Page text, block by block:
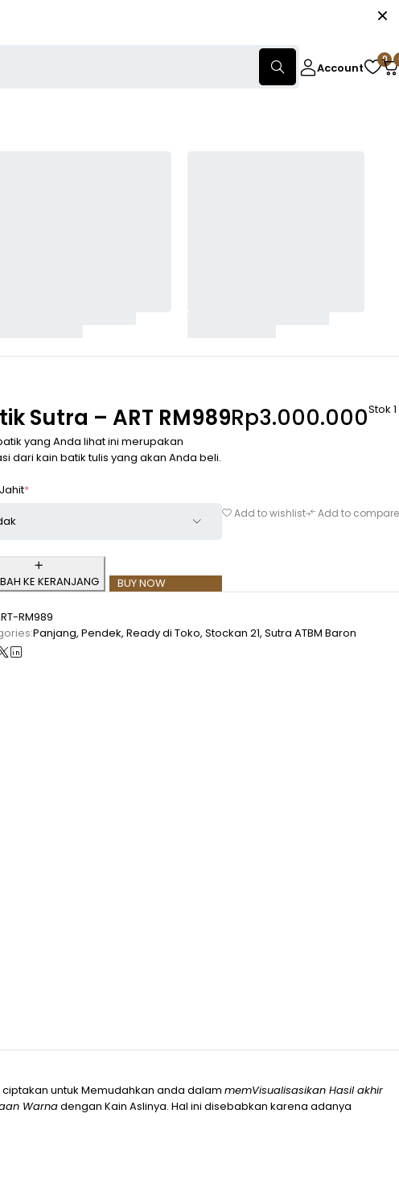
Account
0
Sutra – ART RM989Rp3.000.000Stok 1
yang Anda lihat ini merupakan
dari kain batik tulis yang akan Anda beli.
*
KE KERANJANG BUY NOW
Add to wishlist Add to compare
RM989
Panjang, Pendek, Ready di Toko, Stockan 21, Sutra ATBM Baron
untuk Memudahkan anda dalam memVisualisasikan Hasil akhir
Warnadengan Kain Aslinya. Hal ini disebabkan karena adanya